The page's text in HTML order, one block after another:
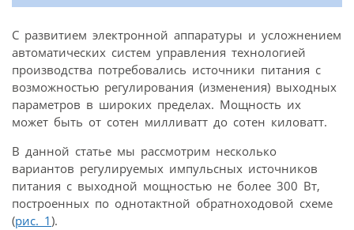
С развитием электронной аппаратуры и усложнением
автоматических систем управления технологией
производства потребовались источники питания с
возможностью регулирования (изменения) выходных
параметров в широких пределах. Мощность их
может быть от сотен милливатт до сотен киловатт.
В данной статье мы рассмотрим несколько
вариантов регулируемых импульсных источников
питания с выходной мощностью не более 300 Вт,
построенных по однотактной обратноходовой схеме
(рис. 1).